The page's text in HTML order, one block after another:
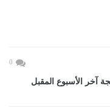
0
آخر الأسبوع المقبل